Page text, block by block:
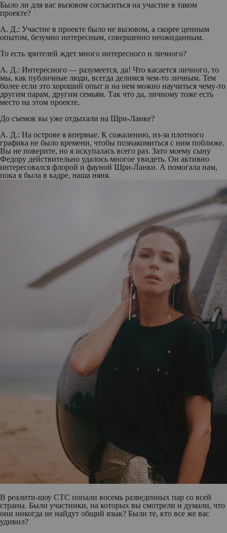
Было ли для вас вызовом согласиться на участие в таком
проекте?
А. Д.: Участие в проекте было не вызовом, а скорее ценным
опытом, безумно интересным, совершенно неожиданным.
То есть зрителей ждет много интересного и личного?
А. Д.: Интересного — разумеется, да! Что касается личного, то
мы, как публичные люди, всегда делимся чем-то личным. Тем
более если это хороший опыт и на нем можно научиться чему-то
другим парам, другим семьям. Так что да, личному тоже есть
место на этом проекте.
До съемок вы уже отдыхали на Шри-Ланке?
А. Д.: На острове я впервые. К сожалению, из-за плотного
графика не было времени, чтобы познакомиться с ним поближе.
Вы не поверите, но я искупалась всего раз. Зато моему сыну
Федору действительно удалось многое увидеть. Он активно
интересовался флорой и фауной Шри-Ланки. А помогала нам,
пока я была в кадре, наша няня.
В реалити-шоу СТС попали восемь разведенных пар со всей
страны. Были участники, на которых вы смотрели и думали, что
они никогда не найдут общий язык? Были те, кто все же вас
удивил?